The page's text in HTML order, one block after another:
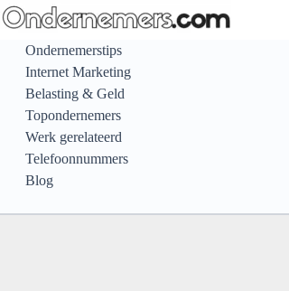
Ga
naar
inhoud
Ondernemerstips
Internet Marketing
Belasting & Geld
Topondernemers
Werk gerelateerd
Telefoonnummers
Blog